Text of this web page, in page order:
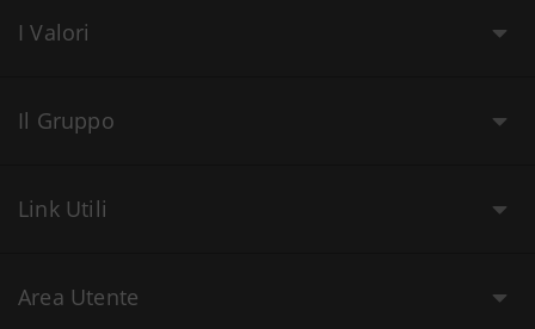
I Valori
Il Gruppo
Link Utili
Area Utente